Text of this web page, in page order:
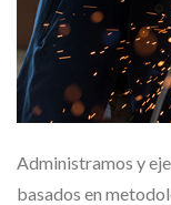
Administramos y
basados en